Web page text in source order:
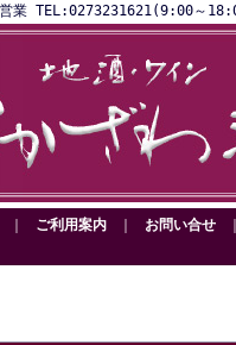
業 TEL:0273231621(9:00～
ご利用案内 お問い合せ